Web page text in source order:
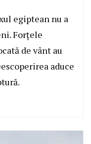
egiptean nu a
Forțele
de vânt au
aduce